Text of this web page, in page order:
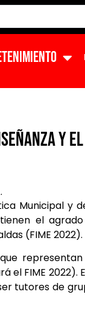
y el
Municipal y
el
(FIME 2022).
el FIME 2022).
tutores de